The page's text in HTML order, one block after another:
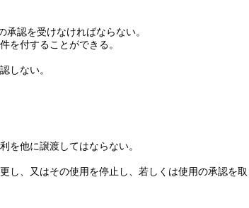
承認を受けなければならない。
を付することができる。
しない。
を他に譲渡してはならない。
、又はその使用を停止し、若しくは使用の承認を取